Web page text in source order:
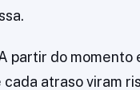
partir do momento
atraso viram